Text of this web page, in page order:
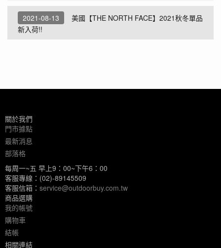
2021-08-13
美國【THE NORTH FACE】2021秋冬單品
新入荷!!
關於我們
門市據點
最新消息
部落格
每周一~五 早上9：00~下午6：00
客服專線：(02)-89145509
客服信箱： service@outdoorbuy.com.tw
商品選購
我的帳號
購物車
結帳
相關連結